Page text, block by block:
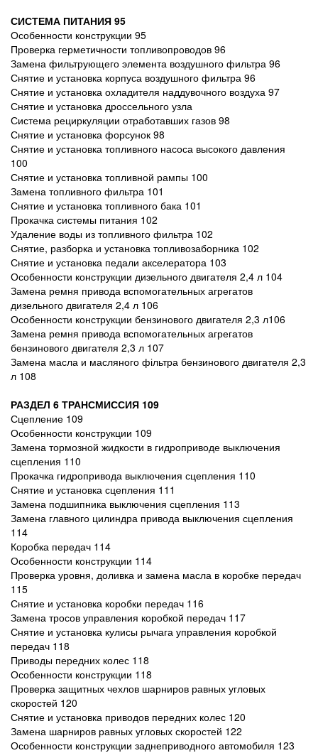
СИСТЕМА ПИТАНИЯ 95
Особенности конструкции 95
Проверка герметичности топливопроводов 96
Замена фильтрующего элемента воздушного фильтра 96
Снятие и установка корпуса воздушного фильтра 96
Снятие и установка охладителя наддувочного воздуха 97
Снятие и установка дроссельного узла
Система рециркуляции отработавших газов 98
Снятие и установка форсунок 98
Снятие и установка топливного насоса высокого давления
100
Снятие и установка топливной рампы 100
Замена топливного фильтра 101
Снятие и установка топливного бака 101
Прокачка системы питания 102
Удаление воды из топливного фильтра 102
Снятие, разборка и установка топливозаборника 102
Снятие и установка педали акселератора 103
Особенности конструкции дизельного двигателя 2,4 л 104
Замена ремня привода вспомогательных агрегатов
дизельного двигателя 2,4 л 106
Особенности конструкции бензинового двигателя 2,3 л106
Замена ремня привода вспомогательных агрегатов
бензинового двигателя 2,3 л 107
Замена масла и масляного фільтра бензинового двигателя 2,3
л 108
РАЗДЕЛ 6 ТРАНСМИССИЯ 109
Сцепление 109
Особенности конструкции 109
Замена тормозной жидкости в гидроприводе выключения
сцепления 110
Прокачка гидропривода выключения сцепления 110
Снятие и установка сцепления 111
Замена подшипника выключения сцепления 113
Замена главного цилиндра привода выключения сцепления
114
Коробка передач 114
Особенности конструкции 114
Проверка уровня, доливка и замена масла в коробке передач
115
Снятие и установка коробки передач 116
Замена тросов управления коробкой передач 117
Снятие и установка кулисы рычага управления коробкой
передач 118
Приводы передних колес 118
Особенности конструкции 118
Проверка защитных чехлов шарниров равных угловых
скоростей 120
Снятие и установка приводов передних колес 120
Замена шарниров равных угловых скоростей 122
Особенности конструкции заднеприводного автомобиля 123